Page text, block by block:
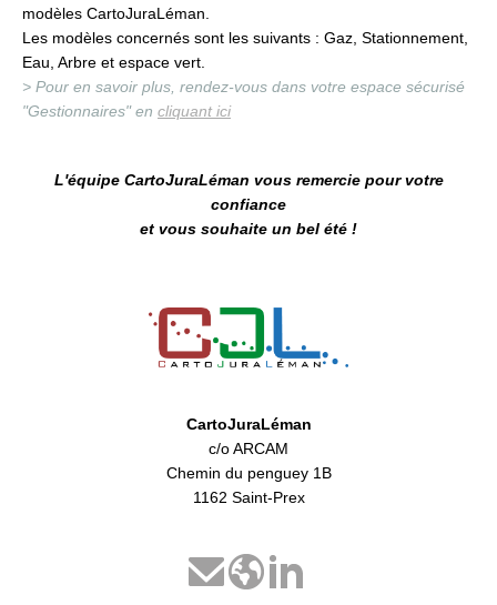
modèles CartoJuraLéman.
Les modèles concernés sont les suivants : Gaz, Stationnement,
Eau, Arbre et espace vert.
> Pour en savoir plus, rendez-vous dans votre espace sécurisé
"Gestionnaires" en cliquant ici
L'équipe CartoJuraLéman vous remercie pour votre
confiance
et vous souhaite un bel été !
CartoJuraLéman
c/o ARCAM
Chemin du penguey 1B
1162 Saint-Prex